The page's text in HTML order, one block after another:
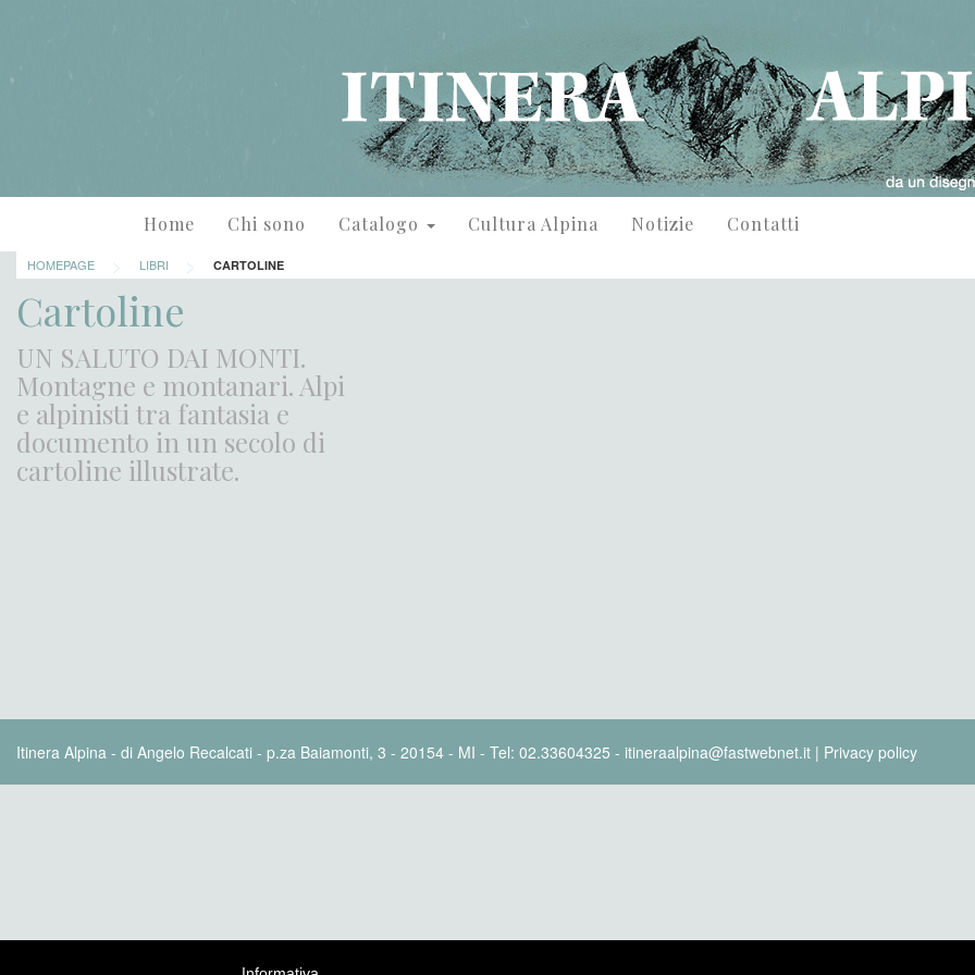
Home Chi sono Catalogo Cultura Alpina Notizie Contatti
HOMEPAGE LIBRI CARTOLINE
Cartoline
UN SALUTO DAI MONTI.
Montagne e montanari. Alpi
e alpinisti tra fantasia e
documento in un secolo di
cartoline illustrate.
Itinera Alpina - di Angelo Recalcati - p.za Baiamonti, 3 - 20154 - MI - Tel: 02.33604325 - itineraalpina@fastwebnet.it | Privacy policy